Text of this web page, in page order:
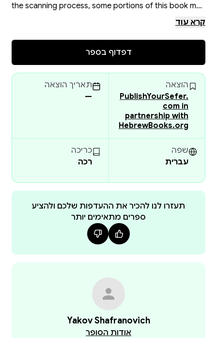
the scanning process, some portions of this book may
be obscured, damaged or incomplete. Please check
קרא עוד
דפדוף בספר
הוצאה
PublishYourSefer.
com in
partnership with
HebrewBooks.org
תאריך הוצאה
—
שפה
עברית
כריכה
רכה
תעזרו לנו להכיר את ההעדפות שלכם ולהציע
ספרים מתאימים יותר
Yakov Shafranovich
אודות הסופר